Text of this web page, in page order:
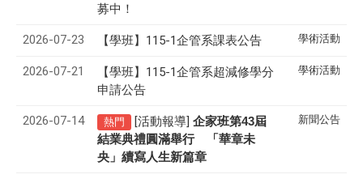
募中！
2026-07-23 【學班】115-1企管系課表公告 學術活動
2026-07-21
【學班】115-1企管系超減修學分
申請公告
學術活動
2026-07-14 熱門 [活動報導] 企家班第43屆
結業典禮圓滿舉行 「華章未
央」續寫人生新篇章
新聞公告